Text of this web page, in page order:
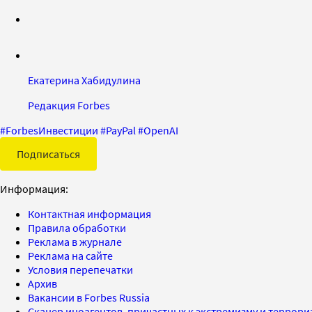
Екатерина Хабидулина
Редакция Forbes
#ForbesИнвестиции #PayPal #OpenAI
Подписаться
Информация:
Контактная информация
Правила обработки
Реклама в журнале
Реклама на сайте
Условия перепечатки
Архив
Вакансии в Forbes Russia